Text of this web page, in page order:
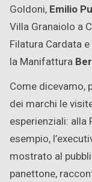
Goldoni, Emilio
Villa Granaiolo a
Filatura Cardata
la Manifattura
Come dicevamo,
dei marchi le
esperienziali: alla
esempio,
mostrato al
panettone,